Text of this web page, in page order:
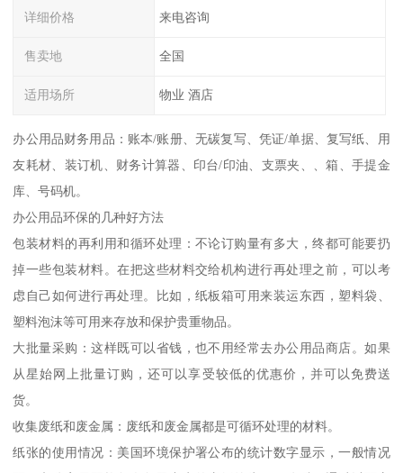
详细价格 来电咨询
售卖地 全国
适用场所 物业 酒店
办公用品财务用品：账本/账册、无碳复写、凭证/单据、复写纸、用
友耗材、装订机、财务计算器、印台/印油、支票夹、、箱、手提金
库、号码机。
办公用品环保的几种好方法
包装材料的再利用和循环处理：不论订购量有多大，终都可能要扔
掉一些包装材料。在把这些材料交给机构进行再处理之前，可以考
虑自己如何进行再处理。比如，纸板箱可用来装运东西，塑料袋、
塑料泡沫等可用来存放和保护贵重物品。
大批量采购：这样既可以省钱，也不用经常去办公用品商店。如果
从星始网上批量订购，还可以享受较低的优惠价，并可以免费送
货。
收集废纸和废金属：废纸和废金属都是可循环处理的材料。
纸张的使用情况：美国环境保护署公布的统计数字显示，一般情况